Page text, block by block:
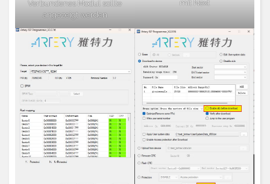
Verbundenes Modul sollte
angezeigt werden
mit Next